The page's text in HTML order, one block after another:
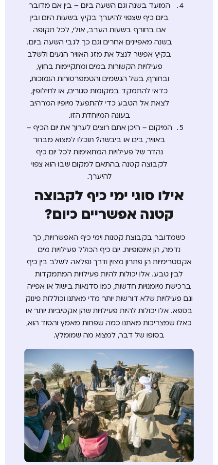
המועד בשנה וגם השעה ביום – בין אם מדובר
ביום כיף שצפוי להיערך בקיץ בשעות היום ובין
אם בחורף בשעות הערב, אולי, לכל תקופה
בשנה מאפיינים אחרים וגם כך לגבי השעה ביום.
בקיץ אפשר לנצל את מזג האוויר הנעים ולשלב
פעילויות הקשורות במים ומתקיימות בחוץ,
ובחורף, בשל הגשמים והטמפרטורות הנמוכות,
כדאי להתמקד במקומות סגורים, או לחילופין,
לצאת אל הטבע כדי להתפעל מיופיו המרהיב
בעונה המיוחדת הזו.
המיקום – היכן אתם רוצים לערוך את יום הכיף –
באוויר, בים או ביבשה? תוכלו למצוא מבחר
נהדר של פעילויות המתאימות לכל יום כיף
לקבוצה קטנה בהתאם למקום שבו הוא צפוי
להיערך.
אילו סוגי ימי כיף לקבוצה
קטנה אפשריים כיום?
כשמדובר בקבוצת קטנות וימי כיף האפשרויות, כך
נדמה, הן אינסופיות. יום כיף הכולל פעילויות מים
אקסטרימיות הן פתרון מצוין ודרך נפלאה לשלב בין כיף
לבין טבע. אלו יכולות להיות פעילויות המתמקדות
ברכישת מיומנויות חדשות, כמו סדנאות בישול או אפייה
וגם פעילויות שלא דורשות יותר מדי מאתנו וכוללות פינוק
בספא. אלו יכולות להיות פעילויות שהן אקטיביות יותר או
כאלו שמצריכות מאתנו כמה שפחות מאמץ והסוד הוא,
בסופו של דבר, למצוא מה שמומלץ.